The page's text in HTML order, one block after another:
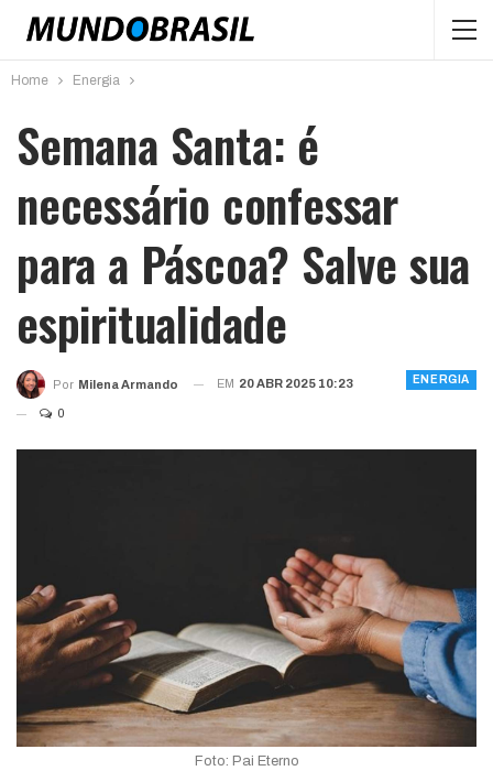
Home Energia
Semana Santa: é
necessário confessar
para a Páscoa? Salve sua
espiritualidade
ENERGIA
Por Milena Armando EM 20 ABR 2025 10:23
0
Foto: Pai Eterno